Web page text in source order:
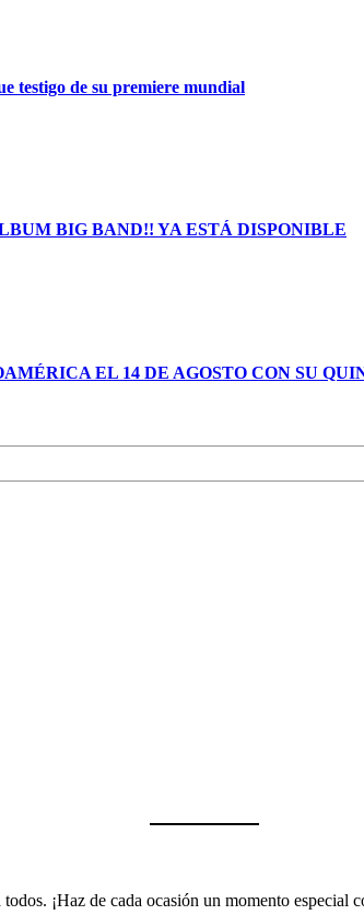
testigo de su premiere mundial
BIG BAND!! YA ESTÁ DISPONIBLE
EL 14 DE AGOSTO CON SU
¡Haz de cada ocasión un momento especial